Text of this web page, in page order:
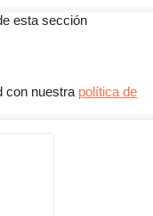
esta sección
con nuestra política de